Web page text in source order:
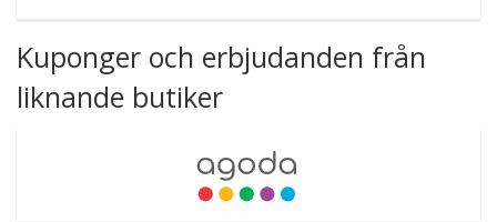
Kuponger och erbjudanden från
liknande butiker